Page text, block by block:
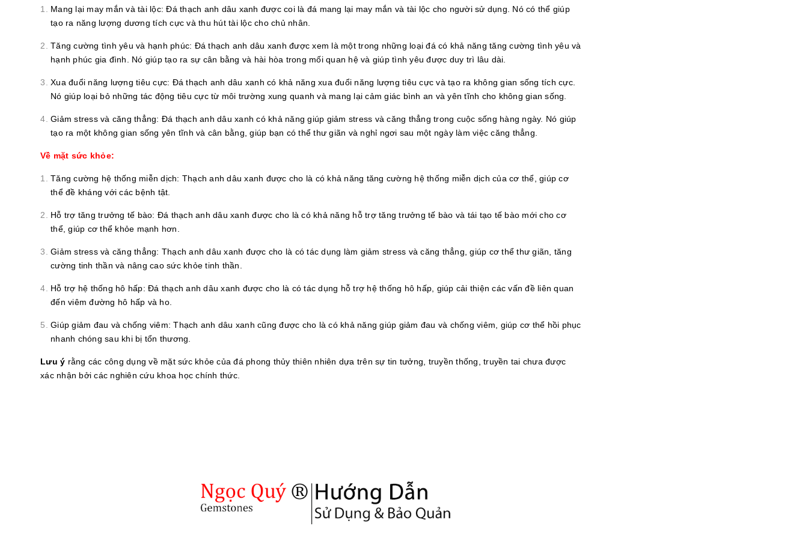
Mang lại may mắn và tài lộc: Đá thạch anh dâu xanh được coi là đá mang lại may mắn và tài lộc cho người sử dụng. Nó có thể giúp
tạo ra năng lượng dương tích cực và thu hút tài lộc cho chủ nhân.
Tăng cường tình yêu và hạnh phúc: Đá thạch anh dâu xanh được xem là một trong những loại đá có khả năng tăng cường tình yêu và
hạnh phúc gia đình. Nó giúp tạo ra sự cân bằng và hài hòa trong mối quan hệ và giúp tình yêu được duy trì lâu dài.
Xua đuổi năng lượng tiêu cực: Đá thạch anh dâu xanh có khả năng xua đuổi năng lượng tiêu cực và tạo ra không gian sống tích cực.
Nó giúp loại bỏ những tác động tiêu cực từ môi trường xung quanh và mang lại cảm giác bình an và yên tĩnh cho không gian sống.
Giảm stress và căng thẳng: Đá thạch anh dâu xanh có khả năng giúp giảm stress và căng thẳng trong cuộc sống hàng ngày. Nó giúp
tạo ra một không gian sống yên tĩnh và cân bằng, giúp bạn có thể thư giãn và nghỉ ngơi sau một ngày làm việc căng thẳng.
Về mặt sức khỏe:
Tăng cường hệ thống miễn dịch: Thạch anh dâu xanh được cho là có khả năng tăng cường hệ thống miễn dịch của cơ thể, giúp cơ
thể đề kháng với các bệnh tật.
Hỗ trợ tăng trưởng tế bào: Đá thạch anh dâu xanh được cho là có khả năng hỗ trợ tăng trưởng tế bào và tái tạo tế bào mới cho cơ
thể, giúp cơ thể khỏe mạnh hơn.
Giảm stress và căng thẳng: Thạch anh dâu xanh được cho là có tác dụng làm giảm stress và căng thẳng, giúp cơ thể thư giãn, tăng
cường tinh thần và nâng cao sức khỏe tinh thần.
Hỗ trợ hệ thống hô hấp: Đá thạch anh dâu xanh được cho là có tác dụng hỗ trợ hệ thống hô hấp, giúp cải thiện các vấn đề liên quan
đến viêm đường hô hấp và ho.
Giúp giảm đau và chống viêm: Thạch anh dâu xanh cũng được cho là có khả năng giúp giảm đau và chống viêm, giúp cơ thể hồi phục
nhanh chóng sau khi bị tổn thương.
Lưu ý rằng các công dụng về mặt sức khỏe của đá phong thủy thiên nhiên dựa trên sự tin tưởng, truyền thống, truyền tai chưa được
xác nhận bởi các nghiên cứu khoa học chính thức.